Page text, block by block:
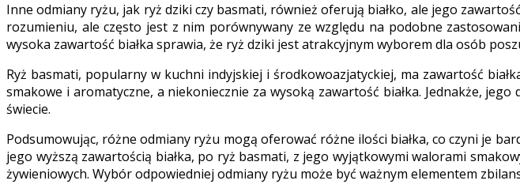
Inne odmiany ryżu, jak ryż dziki czy basmati, również oferują białko, ale jego
rozumieniu, ale często jest z nim porównywany ze względu na podobne
wysoka zawartość białka sprawia, że ryż dziki jest atrakcyjnym wyborem dla osób
Ryż basmati, popularny w kuchni indyjskiej i środkowoazjatyckiej, ma zawartość
smakowe i aromatyczne, a niekoniecznie za wysoką zawartość białka. Jednakże,
świecie.
Podsumowując, różne odmiany ryżu mogą oferować różne ilości białka, co czyni je
jego wyższą zawartością białka, po ryż basmati, z jego wyjątkowymi walorami
żywieniowych. Wybór odpowiedniej odmiany ryżu może być ważnym elementem